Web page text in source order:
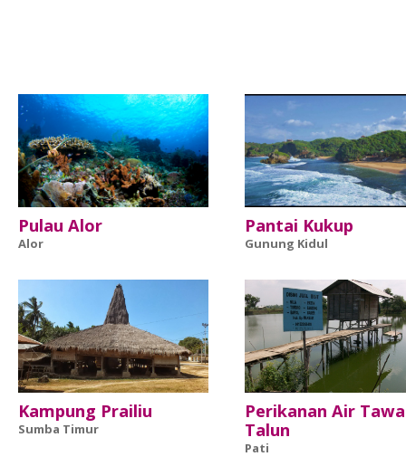
Pulau Alor
Alor
Pantai Kukup
Gunung Kidul
Kampung Prailiu
Sumba Timur
Perikanan Air
Talun
Pati